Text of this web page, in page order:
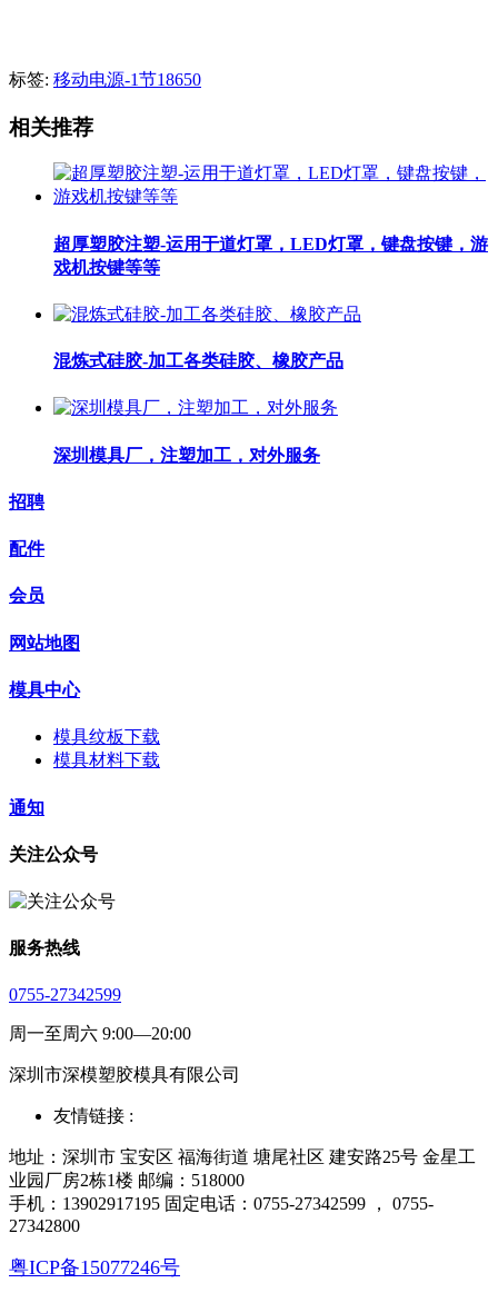
标签: 移动电源-1节18650
相关推荐
超厚塑胶注塑-运用于道灯罩，LED灯罩，键盘按键，游
戏机按键等等
混炼式硅胶-加工各类硅胶、橡胶产品
深圳模具厂，注塑加工，对外服务
招聘
配件
会员
网站地图
模具中心
模具纹板下载
模具材料下载
通知
关注公众号
服务热线
0755-27342599
周一至周六 9:00—20:00
深圳市深模塑胶模具有限公司
友情链接 :
地址：深圳市 宝安区 福海街道 塘尾社区 建安路25号 金星工
业园厂房2栋1楼 邮编：518000
手机：13902917195 固定电话：0755-27342599 ， 0755-
27342800
粤ICP备15077246号